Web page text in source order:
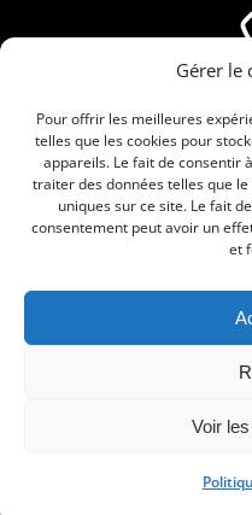
Gérer le
Pour offrir les meilleures
telles que les cookies pour
appareils. Le fait de consentir
traiter des données telles que
uniques sur ce site. Le fait
consentement peut avoir un
et
Voir
04
© 2026 Commune de
Mentions légales